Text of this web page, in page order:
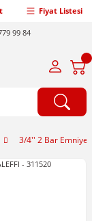
Fiyat Listesi
99 84
3/4'' 2 Bar Emniyet